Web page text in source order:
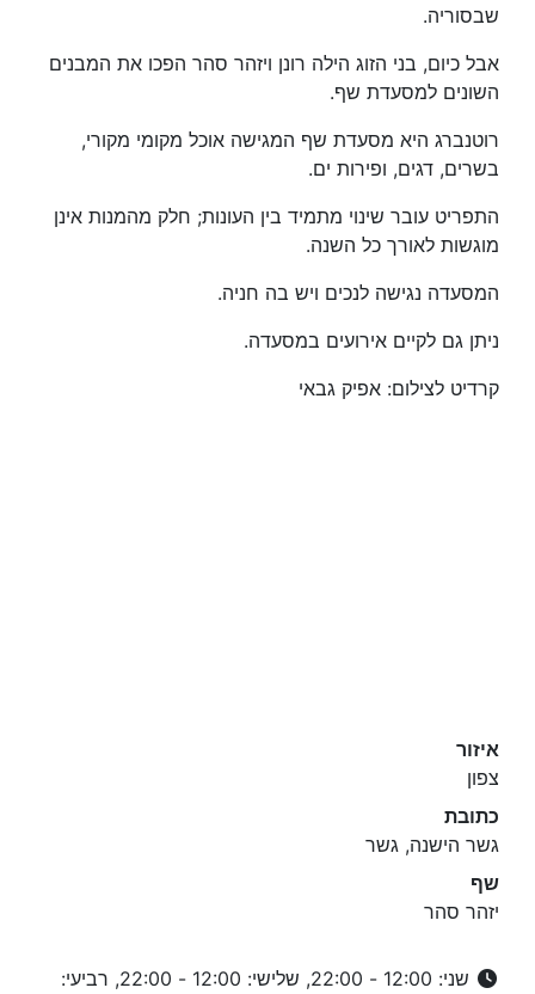
שבסוריה.
אבל כיום, בני הזוג הילה רונן ויזהר סהר הפכו את המבנים
השונים למסעדת שף.
רוטנברג היא מסעדת שף המגישה אוכל מקומי מקורי,
בשרים, דגים, ופירות ים.
התפריט עובר שינוי מתמיד בין העונות; חלק מהמנות אינן
מוגשות לאורך כל השנה.
המסעדה נגישה לנכים ויש בה חניה.
ניתן גם לקיים אירועים במסעדה.
קרדיט לצילום: אפיק גבאי
איזור
צפון
כתובת
גשר הישנה, גשר
שף
יזהר סהר
שני: 12:00 - 22:00, שלישי: 12:00 - 22:00, רביעי: